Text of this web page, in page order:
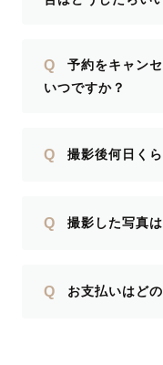
Q
予約をキャン
いつですか？
Q 撮影後何日く
Q 撮影した写真
Q お支払いはど